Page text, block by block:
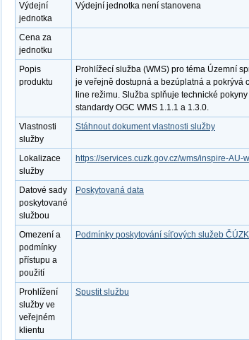
Výdejní
jednotka
Výdejní jednotka není stanovena
Cena za
jednotku
Popis
produktu
Prohlížecí služba (WMS) pro téma Územní
je veřejně dostupná a bezúplatná a pokrývá
line režimu. Služba splňuje technické
standardy OGC WMS 1.1.1 a 1.3.0.
Vlastnosti
služby
Stáhnout dokument vlastnosti služby
Lokalizace
služby
https://services.cuzk.gov.cz/wms/inspire-AU-
Datové sady
poskytované
službou
Poskytovaná data
Omezení a
podmínky
přístupu a
použití
Podmínky poskytování síťových služeb ČÚZK
Prohlížení
služby ve
veřejném
klientu
Spustit službu